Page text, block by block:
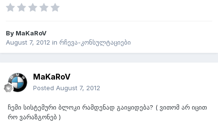
By MaKaRoV
August 7, 2012 in რჩევა-კონსულტაციები
MaKaRoV
Posted August 7, 2012
ჩემი სისტემური ბლოკი რამდენად გაიყიდება? ( ვითომ არ იცით
რო ვარაზგონებ )